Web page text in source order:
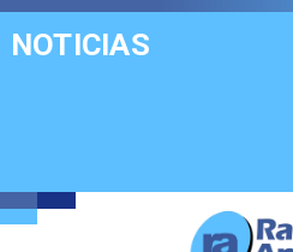
NOTICIAS